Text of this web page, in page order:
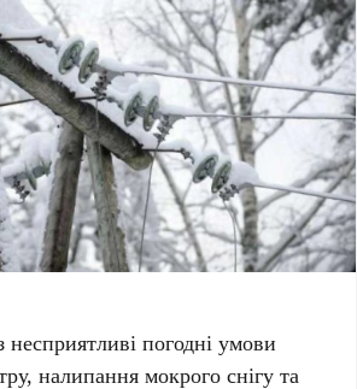
погодні умови
налипання мокрого снігу та